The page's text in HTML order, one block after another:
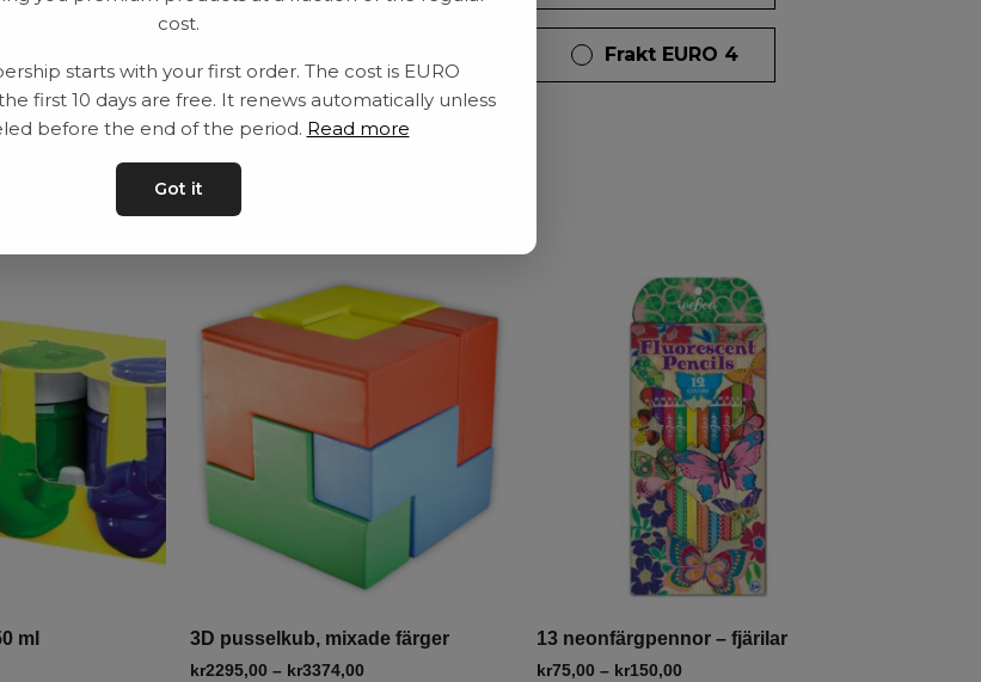
Frakt EURO 4
ml 3D pusselkub, mixade färger
kr2295,00 – kr3374,00
13 neonfärgpennor – fjärilar
kr75,00 – kr150,00
cost.
starts with your first order. The cost is EURO
first 10 days are free. It renews automatically unless
before the end of the period. Read more
Got it